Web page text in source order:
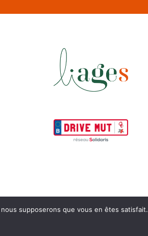
supposerons que vous en êtes satisfait.